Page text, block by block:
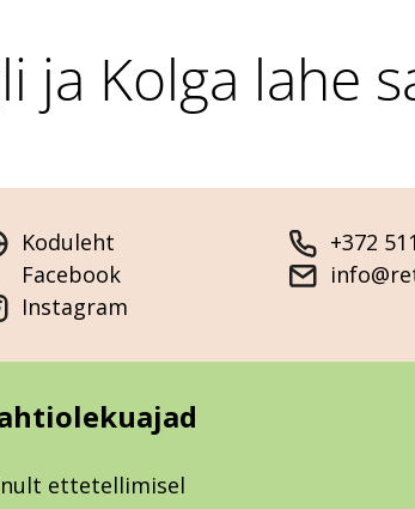
ja Kolga lahe
Koduleht
Facebook
Instagram
+372
ettetellimisel